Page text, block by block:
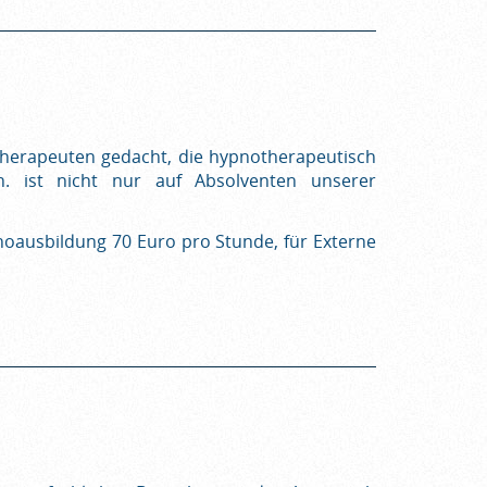
gedacht, die hypnotherapeutisch
ist nicht nur auf Absolventen unserer
70 Euro pro Stunde, für Externe